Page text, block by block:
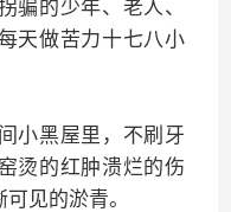
骗的少年、老人、
天做苦力十七八小
小黑屋里，不刷牙
烫的红肿溃烂的伤
见的淤青。